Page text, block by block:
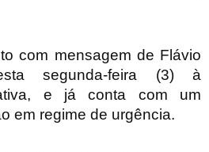
com mensagem de Flávio
segunda-feira (3) à
e já conta com um
em regime de urgência.